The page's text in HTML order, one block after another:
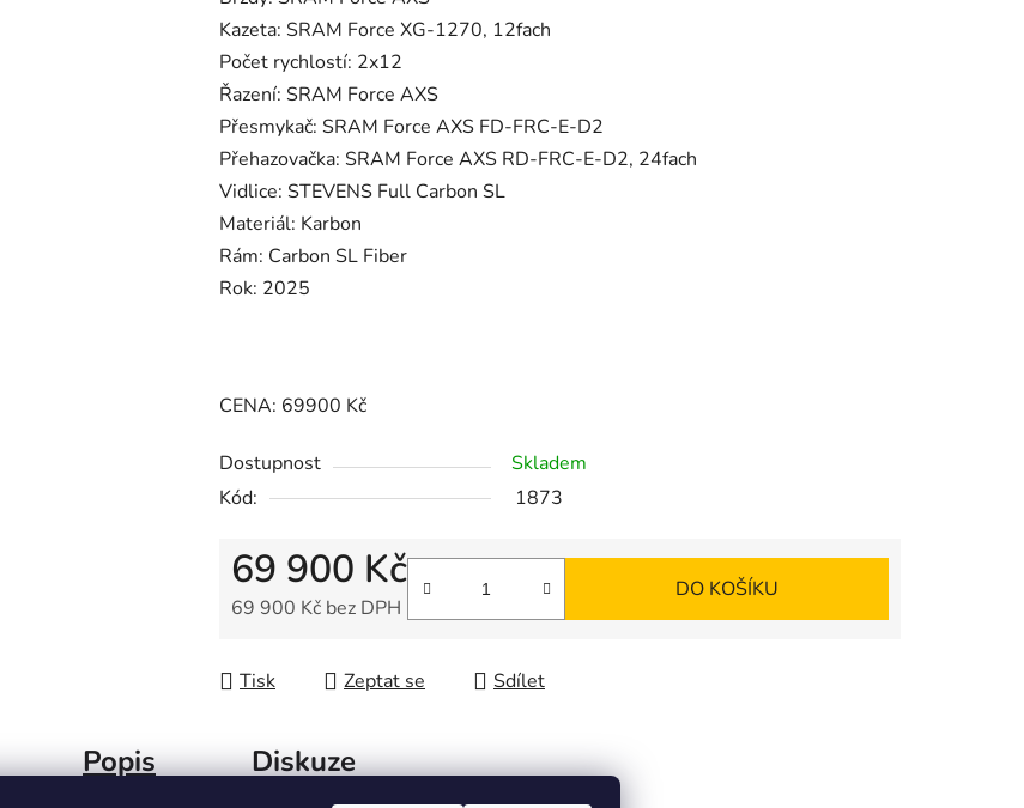
Kazeta: SRAM Force XG-1270, 12fach
Počet rychlostí: 2x12
Řazení: SRAM Force AXS
Přesmykač: SRAM Force AXS FD-FRC-E-D2
Přehazovačka: SRAM Force AXS RD-FRC-E-D2, 24fach
Vidlice: STEVENS Full Carbon SL
Materiál: Karbon
Rám: Carbon SL Fiber
Rok: 2025
CENA: 69900 Kč
Dostupnost
Skladem
Kód:
1873
69 900 Kč
69 900 Kč bez DPH
DO KOŠÍKU
Tisk Zeptat se Sdílet
Popis Diskuze